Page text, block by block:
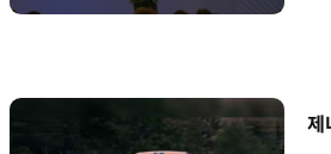
[
제